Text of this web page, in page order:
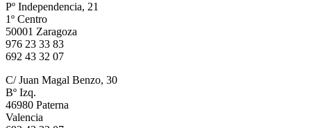
Pº Independencia, 21
1º Centro
50001 Zaragoza
976 23 33 83
692 43 32 07
C/ Juan Magal Benzo, 30
Bº Izq.
46980 Paterna
Valencia